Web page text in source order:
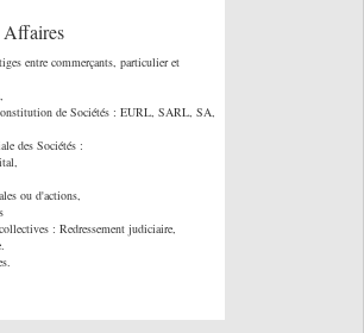
Affaires
entre commerçants, particulier et
de Sociétés : EURL, SARL, SA,
des Sociétés :
ou d'actions,
: Redressement judiciaire,